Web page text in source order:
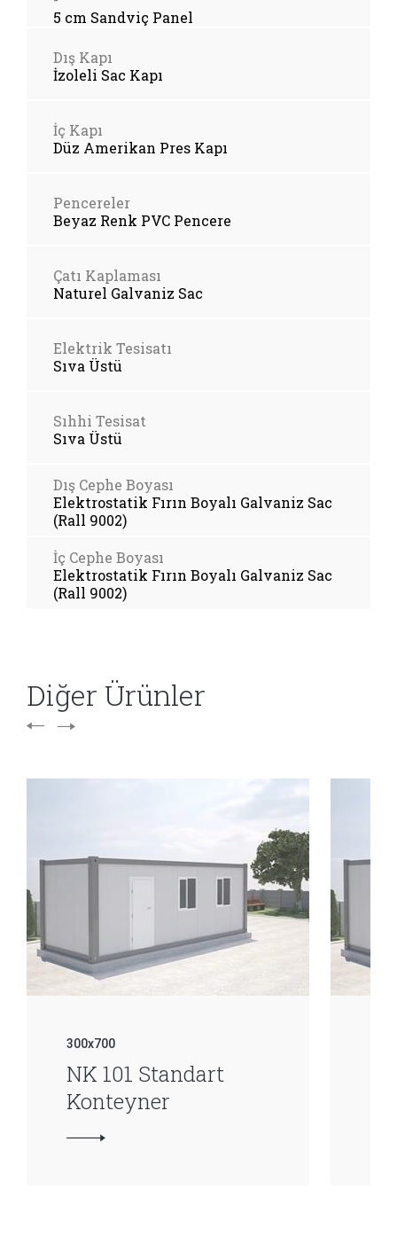
5 cm Sandviç Panel
Dış Kapı
İzoleli Sac Kapı
İç Kapı
Düz Amerikan Pres Kapı
Pencereler
Beyaz Renk PVC Pencere
Çatı Kaplaması
Naturel Galvaniz Sac
Elektrik Tesisatı
Sıva Üstü
Sıhhi Tesisat
Sıva Üstü
Dış Cephe Boyası
Elektrostatik Fırın Boyalı Galvaniz Sac
(Rall 9002)
İç Cephe Boyası
Elektrostatik Fırın Boyalı Galvaniz Sac
(Rall 9002)
Diğer Ürünler
300x700
NK 101 Standart
Konteyner